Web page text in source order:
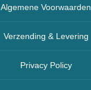
Algemene Voorwaarden
Verzending & Levering
Privacy Policy